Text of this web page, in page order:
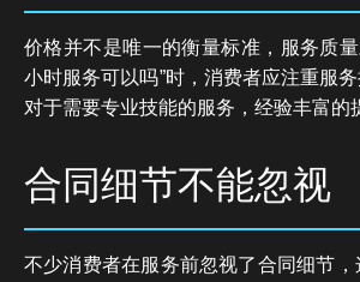
价格并不是唯一的衡量标准，服务质
小时服务可以吗”时，消费者应注重服
对于需要专业技能的服务，经验丰富
合同细节不能忽视
不少消费者在服务前忽视了合同细节